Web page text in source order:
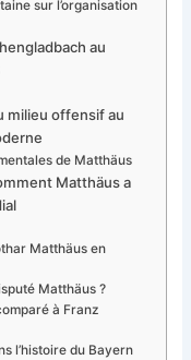
sur l’organisation
au
milieu offensif au
de Matthäus
Matthäus a
Matthäus en
Matthäus ?
à Franz
l’histoire du Bayern